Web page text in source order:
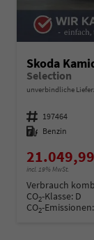
Skoda
Selection
unverbindliche
Fahrzeugnummer 197464
Kraftstoff Benzin
incl. 19% MwSt.
Verbrauch
CO2-Klasse: D
CO2-Emissionen: